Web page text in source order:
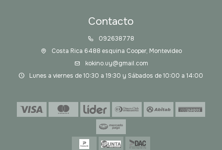
Contacto
092638778
Costa Rica 6488 esquina Cooper, Montevideo
kokino.uy@gmail.com
Lunes a viernes de 10:30 a 19:30 y Sábados de 10:00 a 14:00